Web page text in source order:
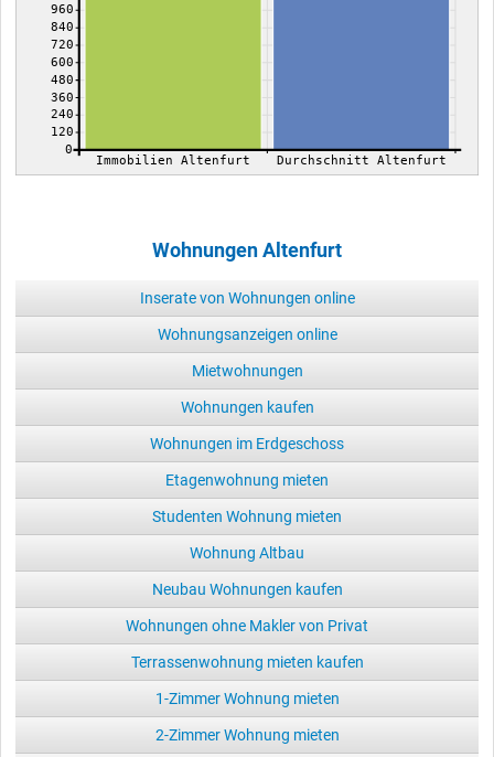
0
120
240
360
480
600
720
840
960
Immobilien Altenfurt Durchschnitt Altenfurt
Wohnungen Altenfurt
Inserate von Wohnungen online
Wohnungsanzeigen online
Mietwohnungen
Wohnungen kaufen
Wohnungen im Erdgeschoss
Etagenwohnung mieten
Studenten Wohnung mieten
Wohnung Altbau
Neubau Wohnungen kaufen
Wohnungen ohne Makler von Privat
Terrassenwohnung mieten kaufen
1-Zimmer Wohnung mieten
2-Zimmer Wohnung mieten